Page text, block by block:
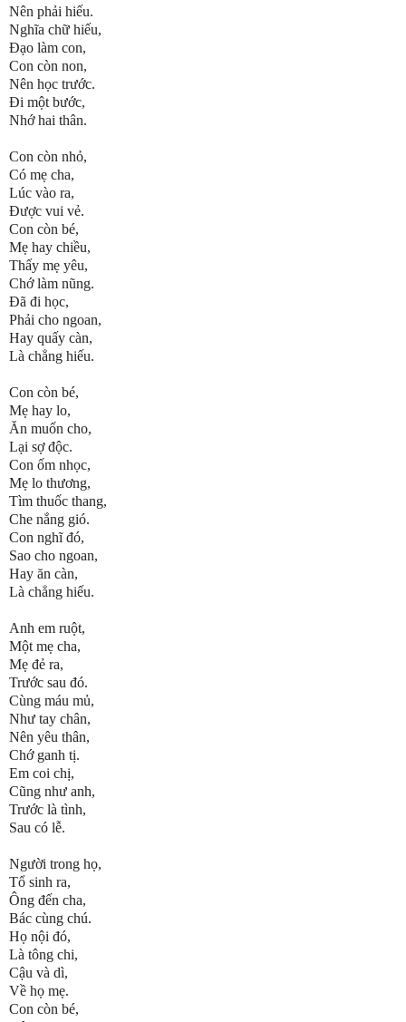
Nên phải hiếu.
Nghĩa chữ hiếu,
Đạo làm con,
Con còn non,
Nên học trước.
Đi một bước,
Nhớ hai thân.
Con còn nhỏ,
Có mẹ cha,
Lúc vào ra,
Được vui vẻ.
Con còn bé,
Mẹ hay chiều,
Thấy mẹ yêu,
Chớ làm nũng.
Đã đi học,
Phải cho ngoan,
Hay quấy càn,
Là chẳng hiếu.
Con còn bé,
Mẹ hay lo,
Ăn muốn cho,
Lại sợ độc.
Con ốm nhọc,
Mẹ lo thương,
Tìm thuốc thang,
Che nắng gió.
Con nghĩ đó,
Sao cho ngoan,
Hay ăn càn,
Là chẳng hiếu.
Anh em ruột,
Một mẹ cha,
Mẹ đẻ ra,
Trước sau đó.
Cùng máu mủ,
Như tay chân,
Nên yêu thân,
Chớ ganh tị.
Em coi chị,
Cũng như anh,
Trước là tình,
Sau có lễ.
Người trong họ,
Tổ sinh ra,
Ông đến cha,
Bác cùng chú.
Họ nội đó,
Là tông chi,
Cậu và dì,
Về họ mẹ.
Con còn bé,